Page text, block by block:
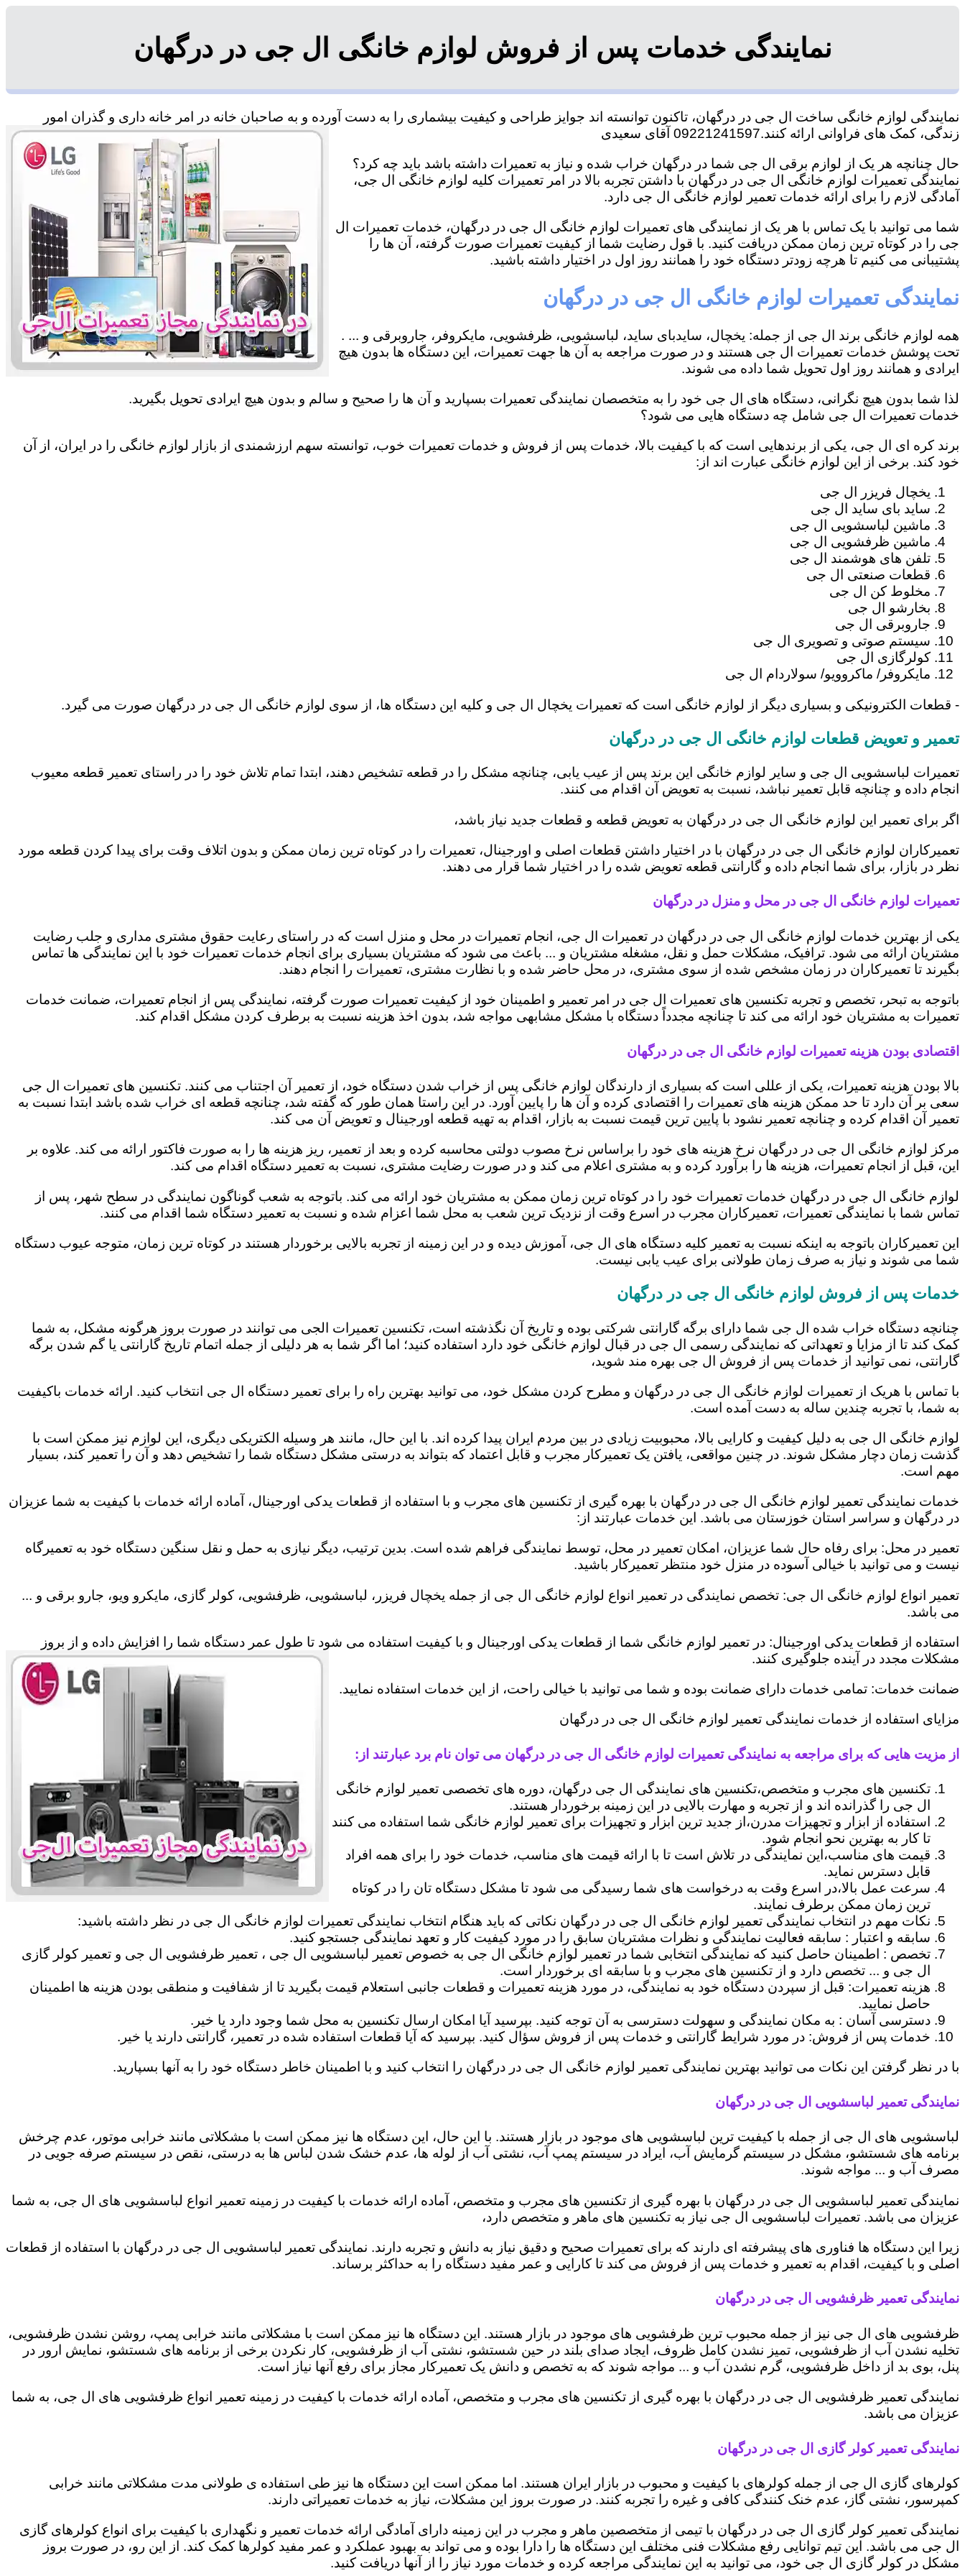
نمایندگی خدمات پس از فروش لوازم خانگی ال جی در درگهان
نمایندگی لوازم خانگی ساخت ال جی در درگهان، تاکنون توانسته اند جوایز طراحی و کیفیت بیشماری را به دست آورده و به صاحبان خانه در امر خانه داری و گذران امور
زندگی، کمک های فراوانی ارائه کنند.09221241597 آقای سعیدی
حال چنانچه هر یک از لوازم برقی ال جی شما در درگهان خراب شده و نیاز به تعمیرات داشته باشد باید چه کرد؟
نمایندگی تعمیرات لوازم خانگی ال جی در درگهان با داشتن تجربه بالا در امر تعمیرات کلیه لوازم خانگی ال جی،
آمادگی لازم را برای ارائه خدمات تعمیر لوازم خانگی ال جی دارد.
شما می توانید با یک تماس با هر یک از نمایندگی های تعمیرات لوازم خانگی ال جی در درگهان، خدمات تعمیرات ال
جی را در کوتاه ترین زمان ممکن دریافت کنید. با قول رضایت شما از کیفیت تعمیرات صورت گرفته، آن ها را
پشتیبانی می کنیم تا هرچه زودتر دستگاه خود را همانند روز اول در اختیار داشته باشید.
نمایندگی تعمیرات لوازم خانگی ال جی در درگهان
همه لوازم خانگی برند ال جی از جمله: یخچال، سایدبای ساید، لباسشویی، ظرفشویی، مایکروفر، جاروبرقی و ... .
تحت پوشش خدمات تعمیرات ال جی هستند و در صورت مراجعه به آن ها جهت تعمیرات، این دستگاه ها بدون هیچ
ایرادی و همانند روز اول تحویل شما داده می شوند.
لذا شما بدون هیچ نگرانی، دستگاه های ال جی خود را به متخصصان نمایندگی تعمیرات بسپارید و آن ها را صحیح و سالم و بدون هیچ ایرادی تحویل بگیرید.
خدمات تعمیرات ال جی شامل چه دستگاه هایی می شود؟
برند کره ای ال جی، یکی از برندهایی است که با کیفیت بالا، خدمات پس از فروش و خدمات تعمیرات خوب، توانسته سهم ارزشمندی از بازار لوازم خانگی را در ایران، از آن
خود کند. برخی از این لوازم خانگی عبارت اند از:
یخچال فریزر ال جی
ساید بای ساید ال جی
ماشین لباسشویی ال جی
ماشین ظرفشویی ال جی
تلفن های هوشمند ال جی
قطعات صنعتی ال جی
مخلوط کن ال جی
بخارشو ال جی
جاروبرقی ال جی
سیستم صوتی و تصویری ال جی
کولرگازی ال جی
مایکروفر/ ماکروویو/ سولاردام ال جی
- قطعات الکترونیکی و بسیاری دیگر از لوازم خانگی است که تعمیرات یخچال ال جی و کلیه این دستگاه ها، از سوی لوازم خانگی ال جی در درگهان صورت می گیرد.
تعمیر و تعویض قطعات لوازم خانگی ال جی در درگهان
تعمیرات لباسشویی ال جی و سایر لوازم خانگی این برند پس از عیب یابی، چنانچه مشکل را در قطعه تشخیص دهند، ابتدا تمام تلاش خود را در راستای تعمیر قطعه معیوب
انجام داده و چنانچه قابل تعمیر نباشد، نسبت به تعویض آن اقدام می کنند.
اگر برای تعمیر این لوازم خانگی ال جی در درگهان به تعویض قطعه و قطعات جدید نیاز باشد،
تعمیرکاران لوازم خانگی ال جی در درگهان با در اختیار داشتن قطعات اصلی و اورجینال، تعمیرات را در کوتاه ترین زمان ممکن و بدون اتلاف وقت برای پیدا کردن قطعه مورد
نظر در بازار، برای شما انجام داده و گارانتی قطعه تعویض شده را در اختیار شما قرار می دهند.
تعمیرات لوازم خانگی ال جی در محل و منزل در درگهان
یکی از بهترین خدمات لوازم خانگی ال جی در درگهان در تعمیرات ال جی، انجام تعمیرات در محل و منزل است که در راستای رعایت حقوق مشتری مداری و جلب رضایت
مشتریان ارائه می شود. ترافیک، مشکلات حمل و نقل، مشغله مشتریان و ... باعث می شود که مشتریان بسیاری برای انجام خدمات تعمیرات خود با این نمایندگی ها تماس
بگیرند تا تعمیرکاران در زمان مشخص شده از سوی مشتری، در محل حاضر شده و با نظارت مشتری، تعمیرات را انجام دهند.
باتوجه به تبحر، تخصص و تجربه تکنسین های تعمیرات ال جی در امر تعمیر و اطمینان خود از کیفیت تعمیرات صورت گرفته، نمایندگی پس از انجام تعمیرات، ضمانت خدمات
تعمیرات به مشتریان خود ارائه می کند تا چنانچه مجدداً دستگاه با مشکل مشابهی مواجه شد، بدون اخذ هزینه نسبت به برطرف کردن مشکل اقدام کند.
اقتصادی بودن هزینه تعمیرات لوازم خانگی ال جی در درگهان
بالا بودن هزینه تعمیرات، یکی از عللی است که بسیاری از دارندگان لوازم خانگی پس از خراب شدن دستگاه خود، از تعمیر آن اجتناب می کنند. تکنسین های تعمیرات ال جی
سعی بر آن دارد تا حد ممکن هزینه های تعمیرات را اقتصادی کرده و آن ها را پایین آورد. در این راستا همان طور که گفته شد، چنانچه قطعه ای خراب شده باشد ابتدا نسبت به
تعمیر آن اقدام کرده و چنانچه تعمیر نشود با پایین ترین قیمت نسبت به بازار، اقدام به تهیه قطعه اورجینال و تعویض آن می کند.
مرکز لوازم خانگی ال جی در درگهان نرخ هزینه های خود را براساس نرخ مصوب دولتی محاسبه کرده و بعد از تعمیر، ریز هزینه ها را به صورت فاکتور ارائه می کند. علاوه بر
این، قبل از انجام تعمیرات، هزینه ها را برآورد کرده و به مشتری اعلام می کند و در صورت رضایت مشتری، نسبت به تعمیر دستگاه اقدام می کند.
لوازم خانگی ال جی در درگهان خدمات تعمیرات خود را در کوتاه ترین زمان ممکن به مشتریان خود ارائه می کند. باتوجه به شعب گوناگون نمایندگی در سطح شهر، پس از
تماس شما با نمایندگی تعمیرات، تعمیرکاران مجرب در اسرع وقت از نزدیک ترین شعب به محل شما اعزام شده و نسبت به تعمیر دستگاه شما اقدام می کنند.
این تعمیرکاران باتوجه به اینکه نسبت به تعمیر کلیه دستگاه های ال جی، آموزش دیده و در این زمینه از تجربه بالایی برخوردار هستند در کوتاه ترین زمان، متوجه عیوب دستگاه
شما می شوند و نیاز به صرف زمان طولانی برای عیب یابی نیست.
خدمات پس از فروش لوازم خانگی ال جی در درگهان
چنانچه دستگاه خراب شده ال جی شما دارای برگه گارانتی شرکتی بوده و تاریخ آن نگذشته است، تکنسین تعمیرات الجی می توانند در صورت بروز هرگونه مشکل، به شما
کمک کند تا از مزایا و تعهداتی که نمایندگی رسمی ال جی در قبال لوازم خانگی خود دارد استفاده کنید؛ اما اگر شما به هر دلیلی از جمله اتمام تاریخ گارانتی یا گم شدن برگه
گارانتی، نمی توانید از خدمات پس از فروش ال جی بهره مند شوید،
با تماس با هریک از تعمیرات لوازم خانگی ال جی در درگهان و مطرح کردن مشکل خود، می توانید بهترین راه را برای تعمیر دستگاه ال جی انتخاب کنید. ارائه خدمات باکیفیت
به شما، با تجربه چندین ساله به دست آمده است.
لوازم خانگی ال جی به دلیل کیفیت و کارایی بالا، محبوبیت زیادی در بین مردم ایران پیدا کرده اند. با این حال، مانند هر وسیله الکتریکی دیگری، این لوازم نیز ممکن است با
گذشت زمان دچار مشکل شوند. در چنین مواقعی، یافتن یک تعمیرکار مجرب و قابل اعتماد که بتواند به درستی مشکل دستگاه شما را تشخیص دهد و آن را تعمیر کند، بسیار
مهم است.
خدمات نمایندگی تعمیر لوازم خانگی ال جی در درگهان با بهره گیری از تکنسین های مجرب و با استفاده از قطعات یدکی اورجینال، آماده ارائه خدمات با کیفیت به شما عزیزان
در درگهان و سراسر استان خوزستان می باشد. این خدمات عبارتند از:
تعمیر در محل: برای رفاه حال شما عزیزان، امکان تعمیر در محل، توسط نمایندگی فراهم شده است. بدین ترتیب، دیگر نیازی به حمل و نقل سنگین دستگاه خود به تعمیرگاه
نیست و می توانید با خیالی آسوده در منزل خود منتظر تعمیرکار باشید.
تعمیر انواع لوازم خانگی ال جی: تخصص نمایندگی در تعمیر انواع لوازم خانگی ال جی از جمله یخچال فریزر، لباسشویی، ظرفشویی، کولر گازی، مایکرو ویو، جارو برقی و ...
می باشد.
استفاده از قطعات یدکی اورجینال: در تعمیر لوازم خانگی شما از قطعات یدکی اورجینال و با کیفیت استفاده می شود تا طول عمر دستگاه شما را افزایش داده و از بروز
مشکلات مجدد در آینده جلوگیری کنند.
ضمانت خدمات: تمامی خدمات دارای ضمانت بوده و شما می توانید با خیالی راحت، از این خدمات استفاده نمایید.
مزایای استفاده از خدمات نمایندگی تعمیر لوازم خانگی ال جی در درگهان
از مزیت هایی که برای مراجعه به نمایندگی تعمیرات لوازم خانگی ال جی در درگهان می توان نام برد عبارتند از:
تکنسین های مجرب و متخصص،تکنسین های نمایندگی ال جی درگهان، دوره های تخصصی تعمیر لوازم خانگی
ال جی را گذرانده اند و از تجربه و مهارت بالایی در این زمینه برخوردار هستند.
استفاده از ابزار و تجهیزات مدرن،از جدید ترین ابزار و تجهیزات برای تعمیر لوازم خانگی شما استفاده می کنند
تا کار به بهترین نحو انجام شود.
قیمت های مناسب،این نمایندگی در تلاش است تا با ارائه قیمت های مناسب، خدمات خود را برای همه افراد
قابل دسترس نماید.
سرعت عمل بالا،در اسرع وقت به درخواست های شما رسیدگی می شود تا مشکل دستگاه تان را در کوتاه
ترین زمان ممکن برطرف نمایند.
نکات مهم در انتخاب نمایندگی تعمیر لوازم خانگی ال جی در درگهان نکاتی که باید هنگام انتخاب نمایندگی تعمیرات لوازم خانگی ال جی در نظر داشته باشید:
سابقه و اعتبار : سابقه فعالیت نمایندگی و نظرات مشتریان سابق را در مورد کیفیت کار و تعهد نمایندگی جستجو کنید.
تخصص : اطمینان حاصل کنید که نمایندگی انتخابی شما در تعمیر لوازم خانگی ال جی به خصوص تعمیر لباسشویی ال جی ، تعمیر ظرفشویی ال جی و تعمیر کولر گازی
ال جی و ... تخصص دارد و از تکنسین های مجرب و با سابقه ای برخوردار است.
هزینه تعمیرات: قبل از سپردن دستگاه خود به نمایندگی، در مورد هزینه تعمیرات و قطعات جانبی استعلام قیمت بگیرید تا از شفافیت و منطقی بودن هزینه ها اطمینان
حاصل نمایید.
دسترسی آسان : به مکان نمایندگی و سهولت دسترسی به آن توجه کنید. بپرسید آیا امکان ارسال تکنسین به محل شما وجود دارد یا خیر.
خدمات پس از فروش: در مورد شرایط گارانتی و خدمات پس از فروش سؤال کنید. بپرسید که آیا قطعات استفاده شده در تعمیر، گارانتی دارند یا خیر.
با در نظر گرفتن این نکات می توانید بهترین نمایندگی تعمیر لوازم خانگی ال جی در درگهان را انتخاب کنید و با اطمینان خاطر دستگاه خود را به آنها بسپارید.
نمایندگی تعمیر لباسشویی ال جی در درگهان
لباسشویی های ال جی از جمله با کیفیت ترین لباسشویی های موجود در بازار هستند. با این حال، این دستگاه ها نیز ممکن است با مشکلاتی مانند خرابی موتور، عدم چرخش
برنامه های شستشو، مشکل در سیستم گرمایش آب، ایراد در سیستم پمپ آب، نشتی آب از لوله ها، عدم خشک شدن لباس ها به درستی، نقص در سیستم صرفه جویی در
مصرف آب و ... مواجه شوند.
نمایندگی تعمیر لباسشویی ال جی در درگهان با بهره گیری از تکنسین های مجرب و متخصص، آماده ارائه خدمات با کیفیت در زمینه تعمیر انواع لباسشویی های ال جی، به شما
عزیزان می باشد. تعمیرات لباسشویی ال جی نیاز به تکنسین های ماهر و متخصص دارد،
زیرا این دستگاه ها فناوری های پیشرفته ای دارند که برای تعمیرات صحیح و دقیق نیاز به دانش و تجربه دارند. نمایندگی تعمیر لباسشویی ال جی در درگهان با استفاده از قطعات
اصلی و با کیفیت، اقدام به تعمیر و خدمات پس از فروش می کند تا کارایی و عمر مفید دستگاه را به حداکثر برساند.
نمایندگی تعمیر ظرفشویی ال جی در درگهان
ظرفشویی های ال جی نیز از جمله محبوب ترین ظرفشویی های موجود در بازار هستند. این دستگاه ها نیز ممکن است با مشکلاتی مانند خرابی پمپ، روشن نشدن ظرفشویی،
تخلیه نشدن آب از ظرفشویی، تمیز نشدن کامل ظروف، ایجاد صدای بلند در حین شستشو، نشتی آب از ظرفشویی، کار نکردن برخی از برنامه های شستشو، نمایش ارور در
پنل، بوی بد از داخل ظرفشویی، گرم نشدن آب و ... مواجه شوند که به تخصص و دانش یک تعمیرکار مجاز برای رفع آنها نیاز است.
نمایندگی تعمیر ظرفشویی ال جی در درگهان با بهره گیری از تکنسین های مجرب و متخصص، آماده ارائه خدمات با کیفیت در زمینه تعمیر انواع ظرفشویی های ال جی، به شما
عزیزان می باشد.
نمایندگی تعمیر کولر گازی ال جی در درگهان
کولرهای گازی ال جی از جمله کولرهای با کیفیت و محبوب در بازار ایران هستند. اما ممکن است این دستگاه ها نیز طی استفاده ی طولانی مدت مشکلاتی مانند خرابی
کمپرسور، نشتی گاز، عدم خنک کنندگی کافی و غیره را تجربه کنند. در صورت بروز این مشکلات، نیاز به خدمات تعمیراتی دارند.
نمایندگی تعمیر کولر گازی ال جی در درگهان با تیمی از متخصصین ماهر و مجرب در این زمینه دارای آمادگی ارائه خدمات تعمیر و نگهداری با کیفیت برای انواع کولرهای گازی
ال جی می باشد. این تیم توانایی رفع مشکلات فنی مختلف این دستگاه ها را دارا بوده و می تواند به بهبود عملکرد و عمر مفید کولرها کمک کند. از این رو، در صورت بروز
مشکل در کولر گازی ال جی خود، می توانید به این نمایندگی مراجعه کرده و خدمات مورد نیاز را از آنها دریافت کنید.